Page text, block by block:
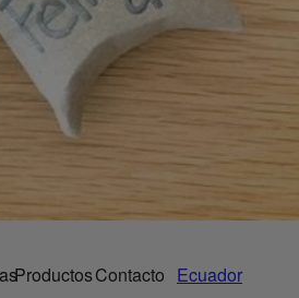
ProductosContacto Ecuador